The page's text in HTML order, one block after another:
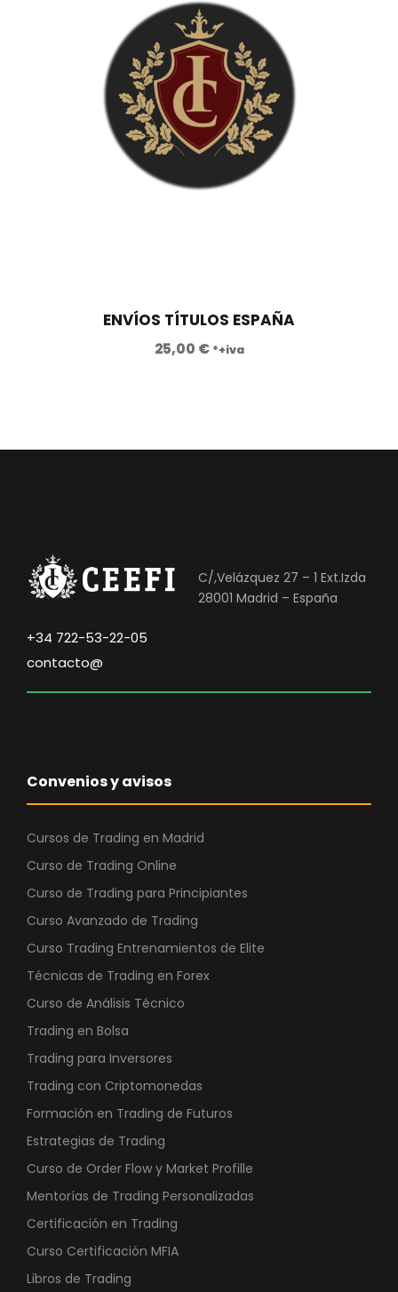
,
0
€
€
ENVÍOS TÍTULOS ESPAÑA
25,00 € *+iva
C/,Velázquez 27 – 1 Ext.Izda
28001 Madrid – España
+34 722-53-22-05
contacto@
Convenios y avisos
Cursos de Trading en Madrid
Curso de Trading Online
Curso de Trading para Principiantes
Curso Avanzado de Trading
Curso Trading Entrenamientos de Elite
Técnicas de Trading en Forex
Curso de Análisis Técnico
Trading en Bolsa
Trading para Inversores
Trading con Criptomonedas
Formación en Trading de Futuros
Estrategias de Trading
Curso de Order Flow y Market Profille
Mentorías de Trading Personalizadas
Certificación en Trading
Curso Certificación MFIA
Libros de Trading